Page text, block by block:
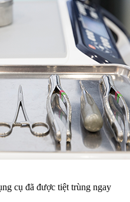
cụ đã được tiệt trùng ngay